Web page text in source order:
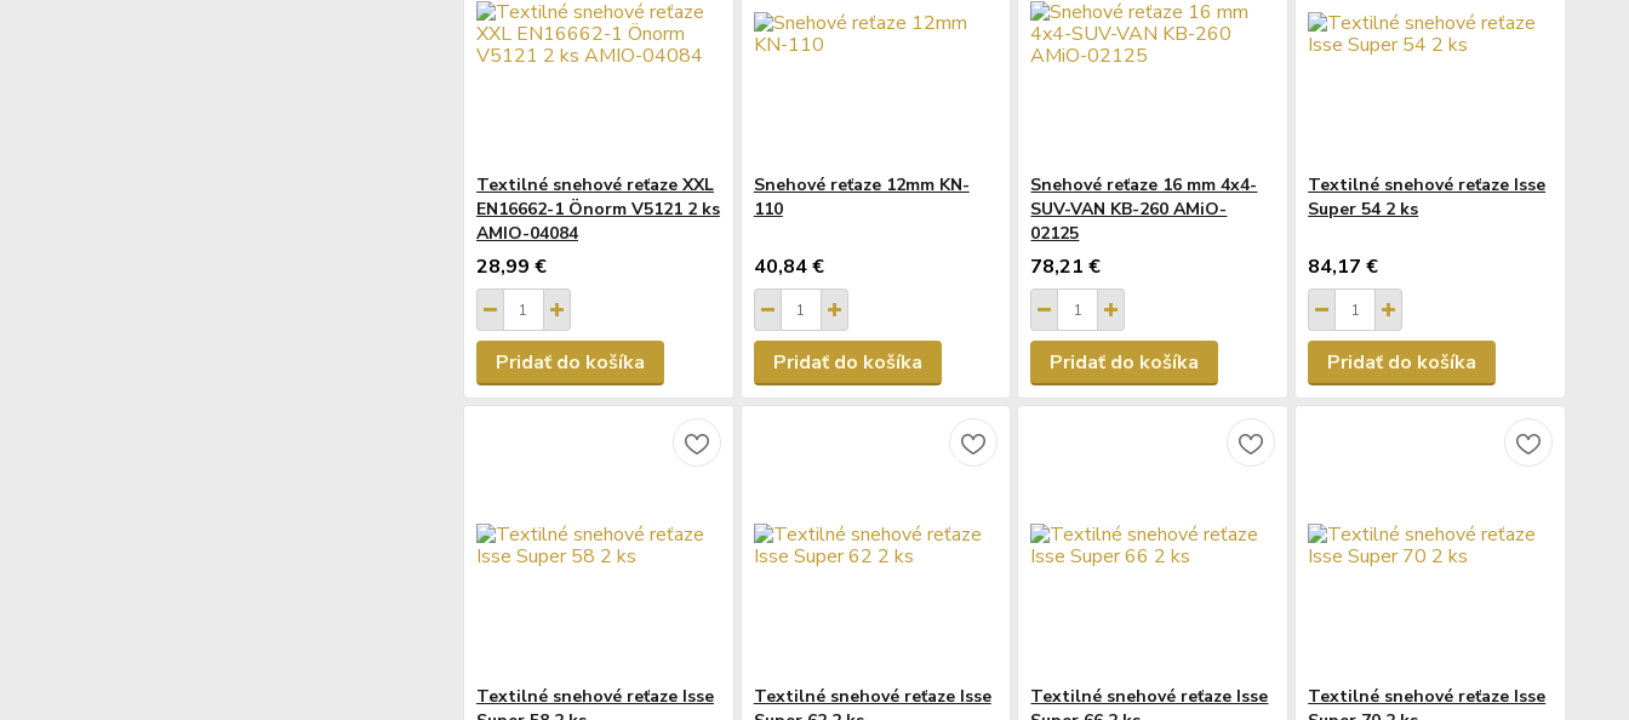
Textilné snehové reťaze XXL
EN16662-1 Önorm V5121 2 ks
AMIO-04084
28,99 €
Pridať do košíka
Snehové reťaze 12mm KN-
110
40,84 €
Pridať do košíka
Snehové reťaze 16 mm 4x4-
SUV-VAN KB-260 AMiO-
02125
78,21 €
Pridať do košíka
Textilné snehové reťaze Isse
Super 54 2 ks
84,17 €
Pridať do košíka
Textilné snehové reťaze Isse
Textilné snehové reťaze Isse
Textilné snehové reťaze Isse
Textilné snehové reťaze Isse